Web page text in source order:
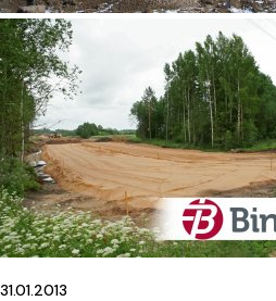
31.01.2013